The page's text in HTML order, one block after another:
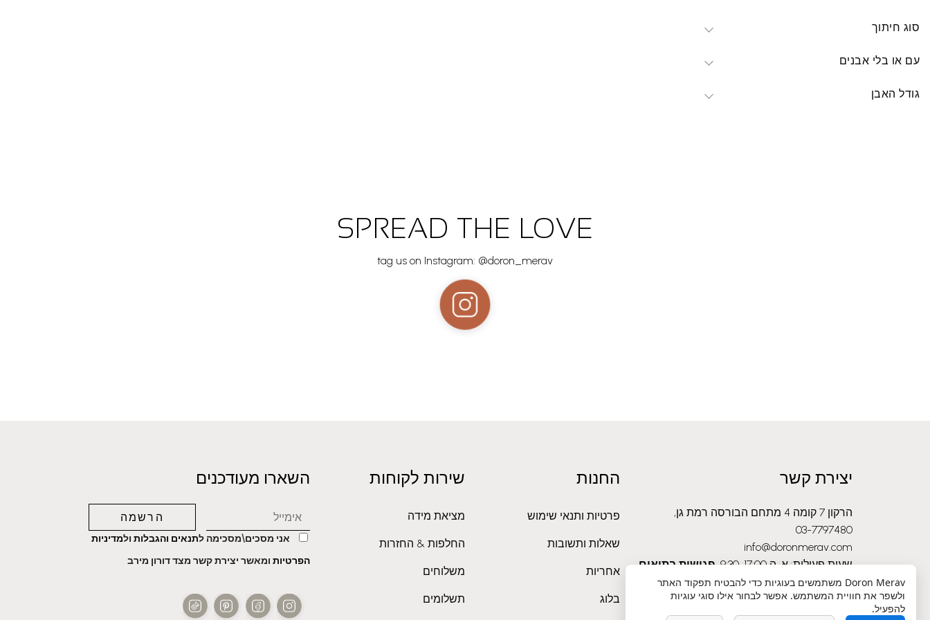
סוג חיתוך
עם או בלי אבנים
גודל האבן
SPREAD THE LOVE
tag us on Instagram: @doron_merav
יצירת קשר
הרקון 7 קומה 4 מתחם הבורסה רמת גן,
03-7797480
info@doronmerav.com
שעות פעילות: א-ה 9:30-17:00
פגישות בתיאום
מראש בלבד
החנות
פרטיות ותנאי שימוש
שאלות ותשובות
אחריות
בלוג
שירות לקוחות
מציאת מידה
החלפות & החזרות
משלוחים
תשלומים
השארו מעודכנים
אני מסכים\מסכימה לתנאים והגבלות ולמדיניות
הפרטיות ומאשר יצירת קשר מצד דורון מירב
Doron Merav משתמשים בעוגיות כדי להבטיח תפקוד האתר
ולשפר את חוויית המשתמש. אפשר לבחור אילו סוגי עוגיות
להפעיל.